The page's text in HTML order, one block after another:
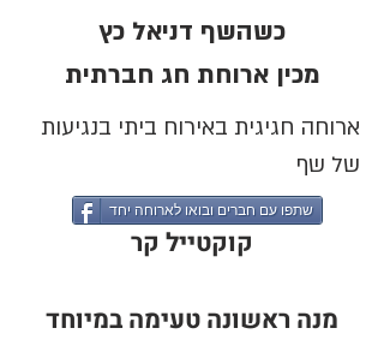
כשהשף דניאל כץ
מכין ארוחת חג חברתית
ארוחה חגיגית באירוח ביתי בנגיעות
של שף
שתפו עם חברים ובואו לארוחה יחד
קוקטייל קר
מנה ראשונה טעימה במיוחד